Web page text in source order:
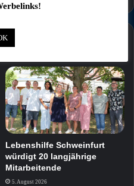
Lebenshilfe Schweinfurt
würdigt 20 langjährige
Mitarbeitende
5. August 2026